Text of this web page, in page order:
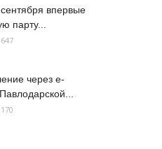
впервые
парту...
647
через e-
170